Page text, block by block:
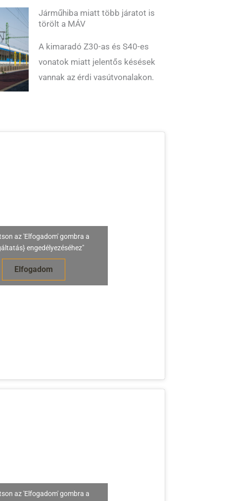
Járműhiba miatt több járatot is
törölt a MÁV
A kimaradó Z30-as és S40-es
vonatok miatt jelentős késések
vannak az érdi vasútvonalakon.
az 'Elfogadom' gombra a
engedélyezéséhez"
Elfogadom
az 'Elfogadom' gombra a